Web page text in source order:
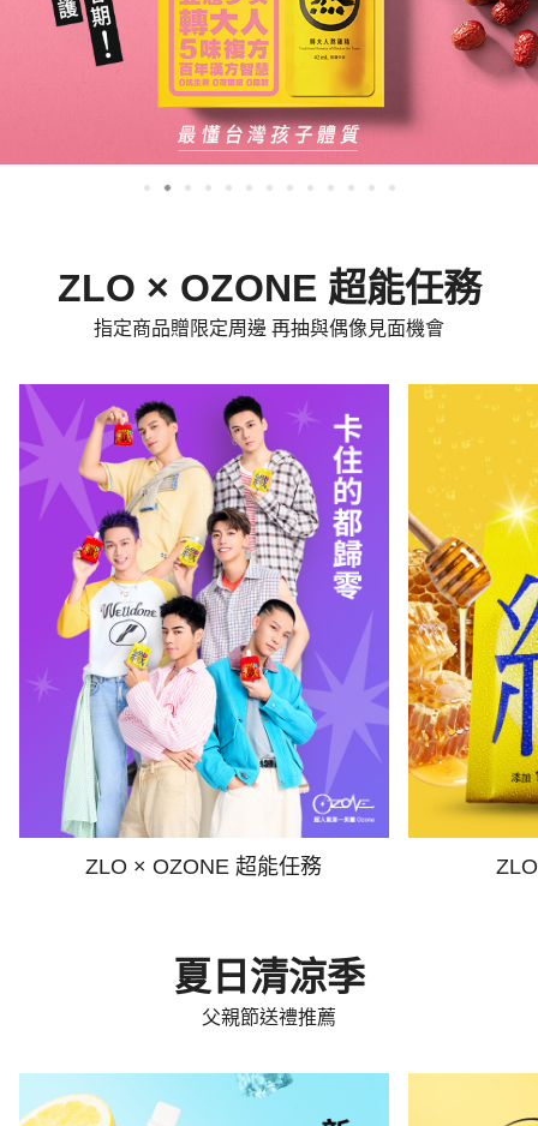
ZLO × OZONE 超能任務
指定商品贈限定周邊 再抽與偶像見面機會
ZLO × OZONE 超能任務
夏日清涼季
父親節送禮推薦